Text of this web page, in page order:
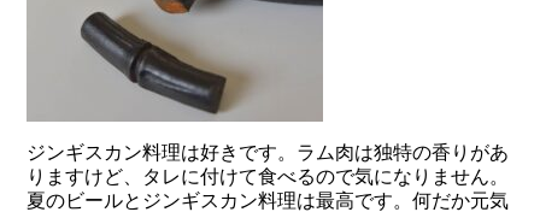
ジンギスカン料理は好きです。ラム肉は独特の香りがあ
りますけど、タレに付けて食べるので気になりません。
夏のビールとジンギスカン料理は最高です。何だか元気